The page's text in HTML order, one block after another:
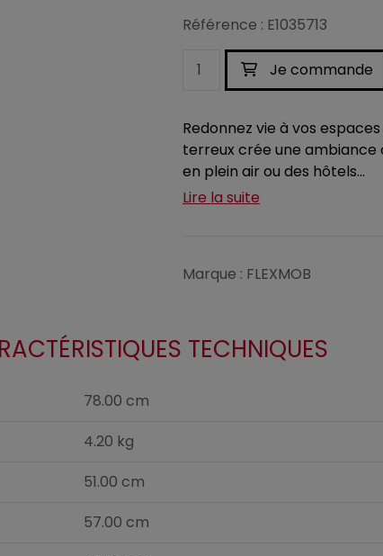
Référence : E1035713
Je commande
Redonnez vie à vos
terreux crée une ambiance
en plein air ou des hôtels...
Lire la suite
Marque : FLEXMOB
TECHNIQUES
78.00 cm
4.20 kg
51.00 cm
57.00 cm